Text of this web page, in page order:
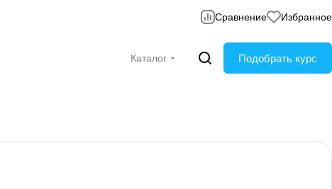
Сравнение Избранное
Каталог Подобрать курс